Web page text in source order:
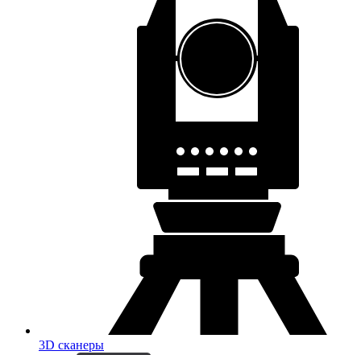
3D сканеры